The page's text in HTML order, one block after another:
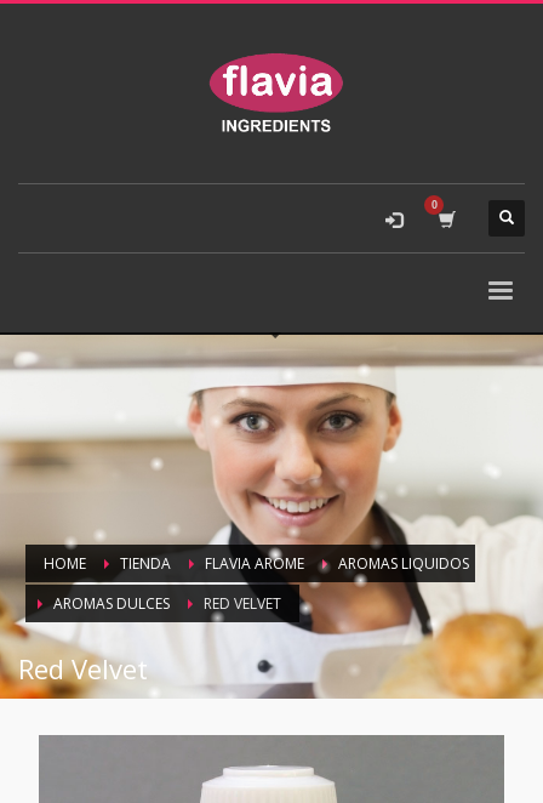
HOME TIENDA FLAVIA AROME
AROMAS LIQUIDOS
AROMAS DULCES
RED VELVET
Red Velvet